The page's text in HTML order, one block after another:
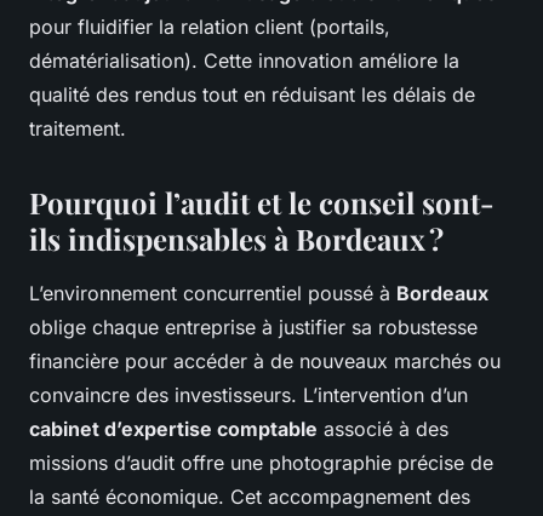
pour fluidifier la relation client (portails,
dématérialisation). Cette innovation améliore la
qualité des rendus tout en réduisant les délais de
traitement.
Pourquoi l’audit et le conseil sont-
ils indispensables à Bordeaux ?
L’environnement concurrentiel poussé à Bordeaux
oblige chaque entreprise à justifier sa robustesse
financière pour accéder à de nouveaux marchés ou
convaincre des investisseurs. L’intervention d’un
cabinet d’expertise comptable associé à des
missions d’audit offre une photographie précise de
la santé économique. Cet accompagnement des